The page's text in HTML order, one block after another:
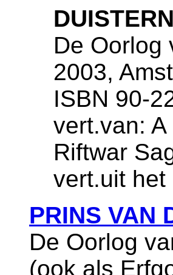
De Oorlog
2003,
ISBN 90-
vert.van:
Riftwar
vert.uit het
PRINS VAN
De Oorlog
(ook als